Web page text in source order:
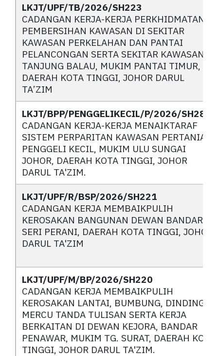
LKJT/UPF/TB/2026/SH223
CADANGAN KERJA-KERJA PERKHIDMATAN
PEMBERSIHAN KAWASAN DI SEKITAR
KAWASAN PERKELAHAN DAN PANTAI
PELANCONGAN SERTA SEKITAR KAWASAN
TANJUNG BALAU, MUKIM PANTAI TIMUR,
DAERAH KOTA TINGGI, JOHOR DARUL
TA’ZIM
LKJT/BPP/PENGGELIKECIL/P/2026/SH2857
CADANGAN KERJA-KERJA MENAIKTARAF
SISTEM PERPARITAN KAWASAN PERTANIAN
PENGGELI KECIL, MUKIM ULU SUNGAI
JOHOR, DAERAH KOTA TINGGI, JOHOR
DARUL TA'ZIM.
LKJT/UPF/R/BSP/2026/SH221
CADANGAN KERJA MEMBAIKPULIH
KEROSAKAN BANGUNAN DEWAN BANDAR
SERI PERANI, DAERAH KOTA TINGGI, JOHOR
DARUL TA'ZIM
LKJT/UPF/M/BP/2026/SH220
CADANGAN KERJA MEMBAIKPULIH
KEROSAKAN LANTAI, BUMBUNG, DINDING,
MERCU TANDA TULISAN SERTA KERJA
BERKAITAN DI DEWAN KEJORA, BANDAR
PENAWAR, MUKIM TG. SURAT, DAERAH KOTA
TINGGI, JOHOR DARUL TA'ZIM.